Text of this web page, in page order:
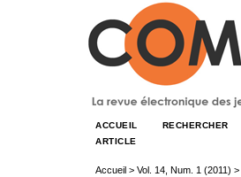
ACCUEIL RECHERCHER
ARTICLE
Accueil > Vol. 14, Num. 1 (2011) >